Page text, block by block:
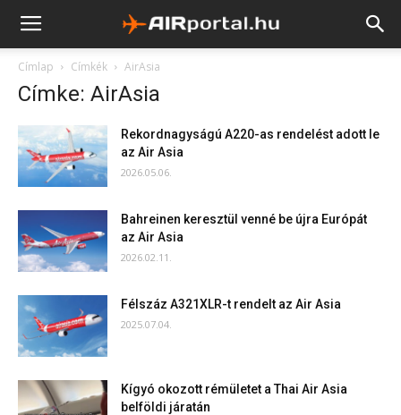
Címlap Címkék AirAsia
Címke: AirAsia
Rekordnagyságú A220-as rendelést adott le
az Air Asia
2026.05.06.
Bahreinen keresztül venné be újra Európát
az Air Asia
2026.02.11.
Félszáz A321XLR-t rendelt az Air Asia
2025.07.04.
Kígyó okozott rémületet a Thai Air Asia
belföldi járatán